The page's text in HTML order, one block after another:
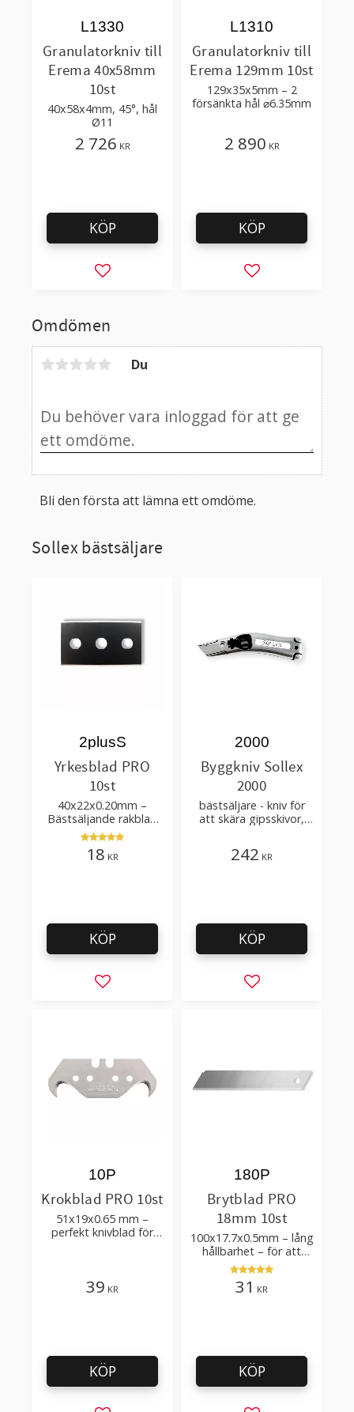
Omdömen
Du
Bli den första att lämna ett omdöme.
Granulatorkniv till
Erema 40x58mm
10st
40x58x4mm, 45°, hål
Ø11
L1330
2 726 KR
Lägg till i favoriter
KÖP
Granulatorkniv till
Erema 129mm 10st
129x35x5mm – 2
försänkta hål ⌀6.35mm
L1310
2 890 KR
Lägg till i
KÖP
Sollex bästsäljare
Yrkesblad PRO
10st
40x22x0.20mm –
Bästsäljande rakblad
för att skära tapet, tyg,
filt, hobby bruk
2plusS
18 KR
Lägg till i favoriter
KÖP
Byggkniv Sollex
2000
bästsäljare - kniv för
att skära gipsskivor,
2000
242 KR
Lägg till i
KÖP
Krokblad PRO 10st
51x19x0.65 mm –
perfekt knivblad för
10P
39 KR
KÖP
Brytblad PRO
18mm 10st
100x17.7x0.5mm – lång
hållbarhet – för att
skära kartong, tapet
och golvmaterial
180P
31 KR
KÖP